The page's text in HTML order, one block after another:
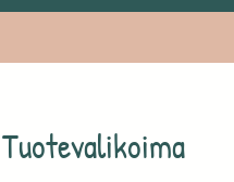
Tuotevalikoima